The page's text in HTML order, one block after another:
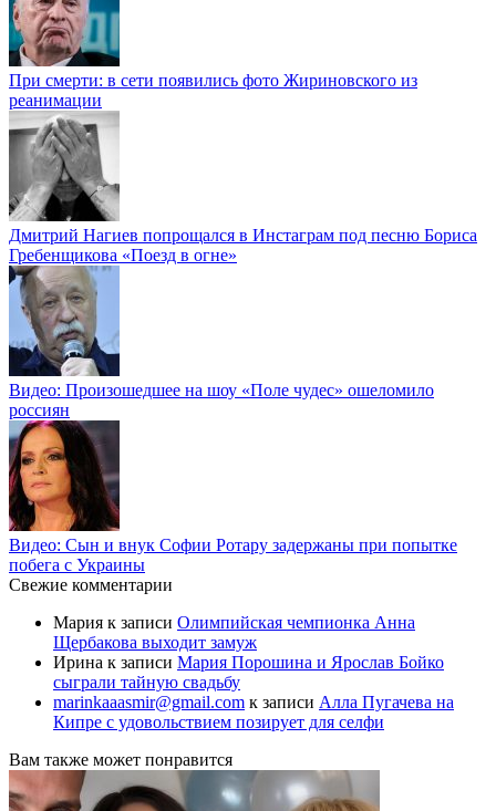
При смерти: в сети появились фото Жириновского из
реанимации
Дмитрий Нагиев попрощался в Инстаграм под песню Бориса
Гребенщикова «Поезд в огне»
Видео: Произошедшее на шоу «Поле чудес» ошеломило
россиян
Видео: Сын и внук Софии Ротару задержаны при попытке
побега с Украины
Свежие комментарии
Мария к записи Олимпийская чемпионка Анна
Щербакова выходит замуж
Ирина к записи Мария Порошина и Ярослав Бойко
сыграли тайную свадьбу
marinkaaasmir@gmail.com к записи Алла Пугачева на
Кипре с удовольствием позирует для селфи
Вам также может понравится